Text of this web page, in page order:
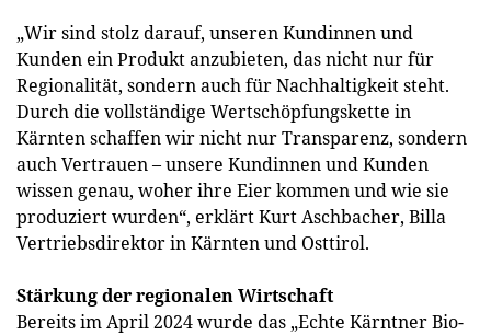
„Wir sind stolz darauf, unseren Kundinnen und
Kunden ein Produkt anzubieten, das nicht nur für
Regionalität, sondern auch für Nachhaltigkeit steht.
Durch die vollständige Wertschöpfungskette in
Kärnten schaffen wir nicht nur Transparenz, sondern
auch Vertrauen – unsere Kundinnen und Kunden
wissen genau, woher ihre Eier kommen und wie sie
produziert wurden“, erklärt Kurt Aschbacher, Billa
Vertriebsdirektor in Kärnten und Osttirol.
Stärkung der regionalen Wirtschaft
Bereits im April 2024 wurde das „Echte Kärntner Bio-